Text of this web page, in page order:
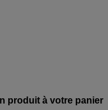
produit à votre panier